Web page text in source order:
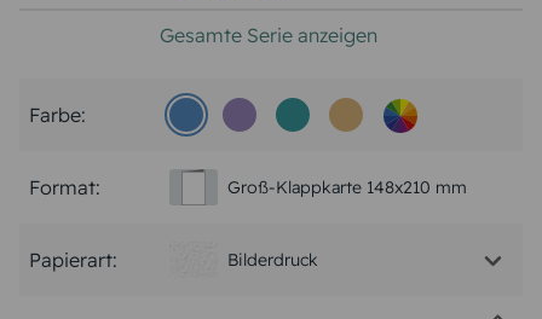
Gesamte Serie anzeigen
Farbe:
Format: Groß-Klappkarte 148x210 mm
Papierart: Bilderdruck